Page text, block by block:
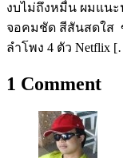
งบไม่ถึงหมื่น ผมแนะน
จอคมชัด สีสันสดใส
ลำโพง 4 ตัว Netflix
1 Comment